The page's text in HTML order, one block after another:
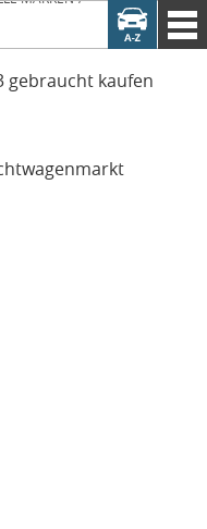
gebraucht kaufen